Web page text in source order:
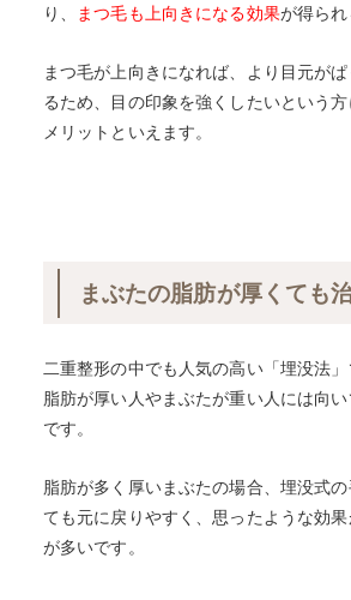
り、 まつ毛も上向きになる効果が得られ
まつ毛が上向きになれば、より目元が
るため、目の印象を強くしたいという
メリットといえます。
まぶたの脂肪が厚くても
二重整形の中でも人気の高い「埋没法
脂肪が厚い人やまぶたが重い人には向
です。
脂肪が多く厚いまぶたの場合、埋没式
ても元に戻りやすく、思ったような効
が多いです。